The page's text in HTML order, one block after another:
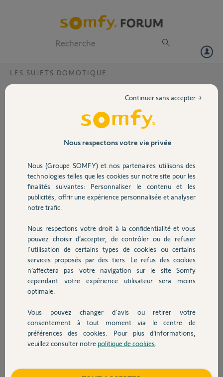
Volet
Sécurité
Domotique
Chauffage
Autres produits
Devis avec un pro
Contact
LES SUJETS DOMOTIQUE
Volets RTS plus pilotables via application
Je ne peux plus commander mes 7 volets roulants RTS via
l'application TAHOMA.
problème.
Merci pour votre aide
Claude E.
il y a presque 2 ans
Réponses
Y a t'il un message d'erreur ?
Jean-Luc B. il y a presque 2 ans
Bonjour, non aucun message d'erreur et dans l'historique exécutions le
Nous respectons votre vie privée
Nous (Groupe SOMFY) et nos partenaires utilisons des
technologies telles que les cookies sur notre site pour les
finalités suivantes: Personnaliser le contenu et les
publicités, offrir une expérience personnalisée et analyser
notre trafic.
Nous respectons votre droit à la confidentialité et vous
pouvez choisir d’accepter, de contrôler ou de refuser
l'utilisation de certains types de cookies ou certains
services proposés par des tiers. Le refus des cookies
n’affectera pas votre navigation sur le site Somfy
cependant votre expérience utilisateur sera moins
optimale.
Vous pouvez changer d'avis ou retirer votre
consentement à tout moment via le centre de
préférences des cookies. Pour plus d’informations,
veuillez consulter notre politique de cookies
Continuer sans accepter →